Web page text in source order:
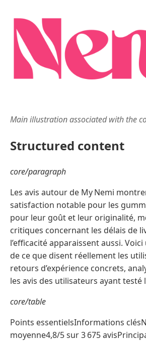
Main illustration associated with the
Structured content
core/paragraph
Les avis autour de My Nemi
satisfaction notable pour les
pour leur goût et leur originalité,
critiques concernant les délais de
l’efficacité apparaissent aussi.
de ce que disent réellement les
retours d’expérience concrets,
les avis des utilisateurs ayant testé
core/table
Points essentielsInformations
moyenne4,8/5 sur 3 675